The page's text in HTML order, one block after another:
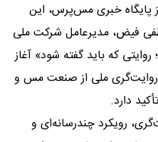
پایگاه خبری مس‌پرس، این
فیض، مدیرعامل شرکت ملی
که باید گفته شود» آغاز
ملی از صنعت مس و
دارد.
رویکرد چندرسانه‌ای و